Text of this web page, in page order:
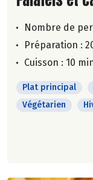
Nombre de
Préparation :
Cuisson : 10
Plat principal
Végétarien